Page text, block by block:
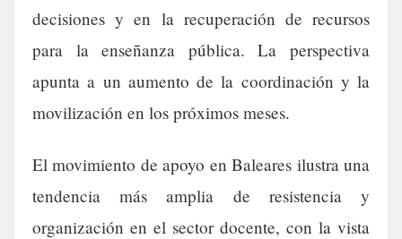
decisiones y en la recuperación de recursos
para la enseñanza pública. La perspectiva
apunta a un aumento de la coordinación y la
movilización en los próximos meses.
El movimiento de apoyo en Baleares ilustra una
tendencia más amplia de resistencia y
organización en el sector docente, con la vista